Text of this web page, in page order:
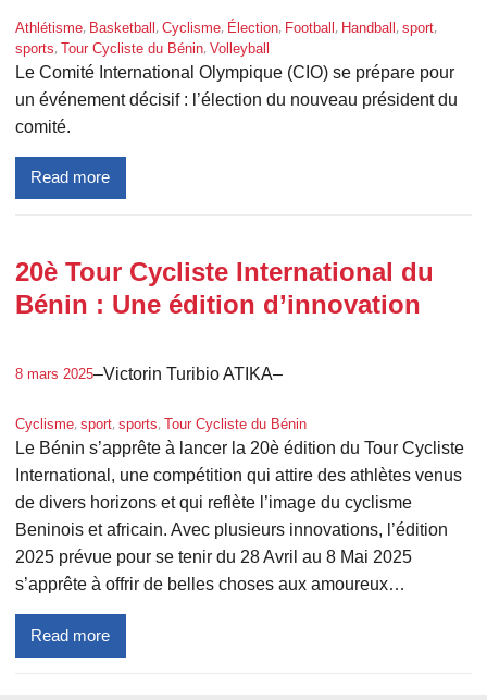
Athlétisme, Basketball, Cyclisme, Élection, Football, Handball, sport ,
sports, Tour Cycliste du Bénin, Volleyball
Le Comité International Olympique (CIO) se prépare pour
un événement décisif : l’élection du nouveau président du
comité.
Read more
20è Tour Cycliste International du
Bénin : Une édition d’innovation
8 mars 2025–Victorin Turibio ATIKA–
Cyclisme, sport, sports, Tour Cycliste du Bénin
Le Bénin s’apprête à lancer la 20è édition du Tour Cycliste
International, une compétition qui attire des athlètes venus
de divers horizons et qui reflète l’image du cyclisme
Beninois et africain. Avec plusieurs innovations, l’édition
2025 prévue pour se tenir du 28 Avril au 8 Mai 2025
s’apprête à offrir de belles choses aux amoureux…
Read more